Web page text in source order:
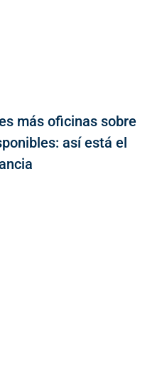
más oficinas sobre
así está el